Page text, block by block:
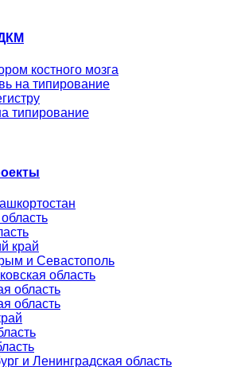
костного мозга
на типирование
типирование
край
и Севастополь
область
область
область
и Ленинградская область